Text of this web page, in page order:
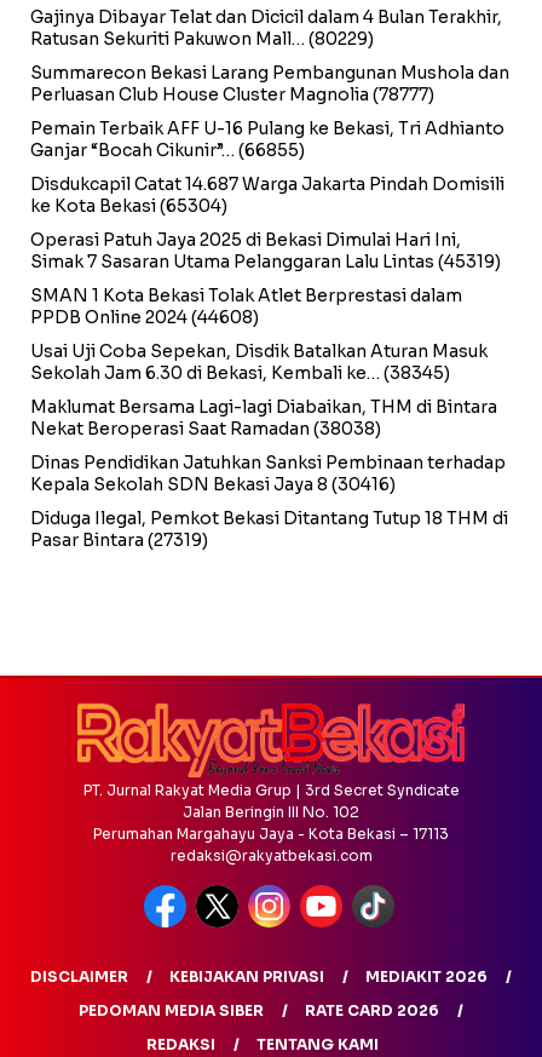
Gajinya Dibayar Telat dan Dicicil dalam 4 Bulan Terakhir,
Ratusan Sekuriti Pakuwon Mall… (80229)
Summarecon Bekasi Larang Pembangunan Mushola dan
Perluasan Club House Cluster Magnolia (78777)
Pemain Terbaik AFF U-16 Pulang ke Bekasi, Tri Adhianto
Ganjar “Bocah Cikunir”… (66855)
Disdukcapil Catat 14.687 Warga Jakarta Pindah Domisili
ke Kota Bekasi(65304)
Operasi Patuh Jaya 2025 di Bekasi Dimulai Hari Ini,
Simak 7 Sasaran Utama Pelanggaran Lalu Lintas (45319)
SMAN 1 Kota Bekasi Tolak Atlet Berprestasi dalam
PPDB Online 2024(44608)
Usai Uji Coba Sepekan, Disdik Batalkan Aturan Masuk
Sekolah Jam 6.30 di Bekasi, Kembali ke… (38345)
Maklumat Bersama Lagi-lagi Diabaikan, THM di Bintara
Nekat Beroperasi Saat Ramadan (38038)
Dinas Pendidikan Jatuhkan Sanksi Pembinaan terhadap
Kepala Sekolah SDN Bekasi Jaya 8 (30416)
Diduga Ilegal, Pemkot Bekasi Ditantang Tutup 18 THM di
Pasar Bintara (27319)
PT. Jurnal Rakyat Media Grup | 3rd Secret Syndicate
Jalan Beringin III No. 102
Perumahan Margahayu Jaya - Kota Bekasi – 17113
redaksi@rakyatbekasi.com
DISCLAIMER KEBIJAKAN PRIVASI
MEDIAKIT 2026
PEDOMAN MEDIA SIBER
RATE CARD 2026
REDAKSI
TENTANG KAMI